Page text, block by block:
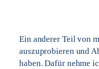
Ein anderer Teil von
auszuprobieren und
haben. Dafür nehme